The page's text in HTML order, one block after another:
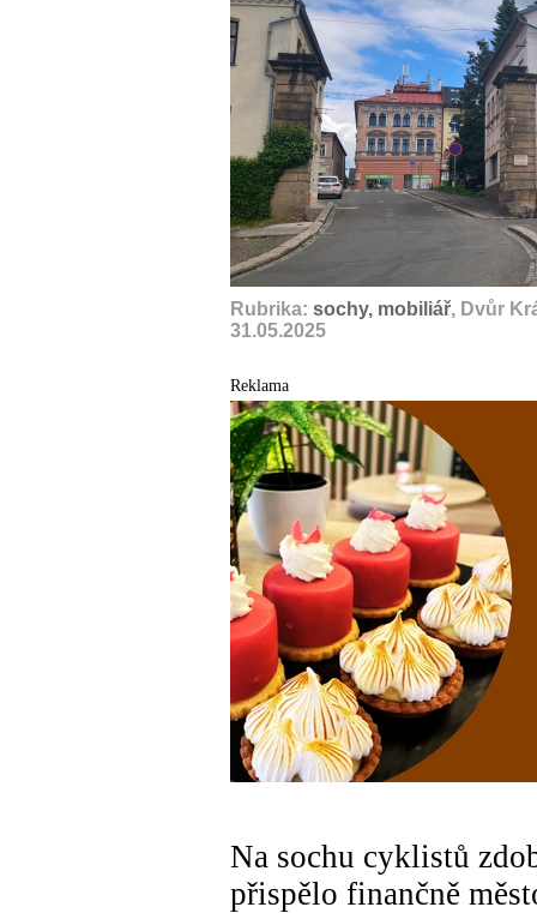
Rubrika: sochy, mobiliář, Dvůr
31.05.2025
Reklama
Na sochu cyklistů
přispělo finančně